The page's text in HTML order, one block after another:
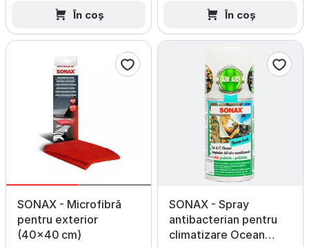
În coș În coș
SONAX - Microfibră
pentru exterior
(40×40 cm)
SONAX - Spray
antibacterian pentru
climatizare Ocean